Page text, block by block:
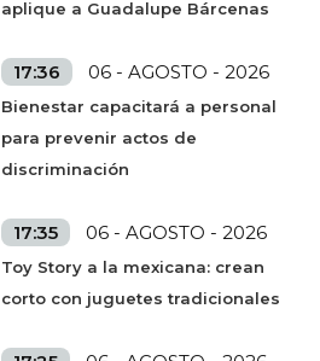
aplique a Guadalupe Bárcenas
17:36 06 - AGOSTO - 2026
Bienestar capacitará a personal
para prevenir actos de
discriminación
17:35 06 - AGOSTO - 2026
Toy Story a la mexicana: crean
corto con juguetes tradicionales